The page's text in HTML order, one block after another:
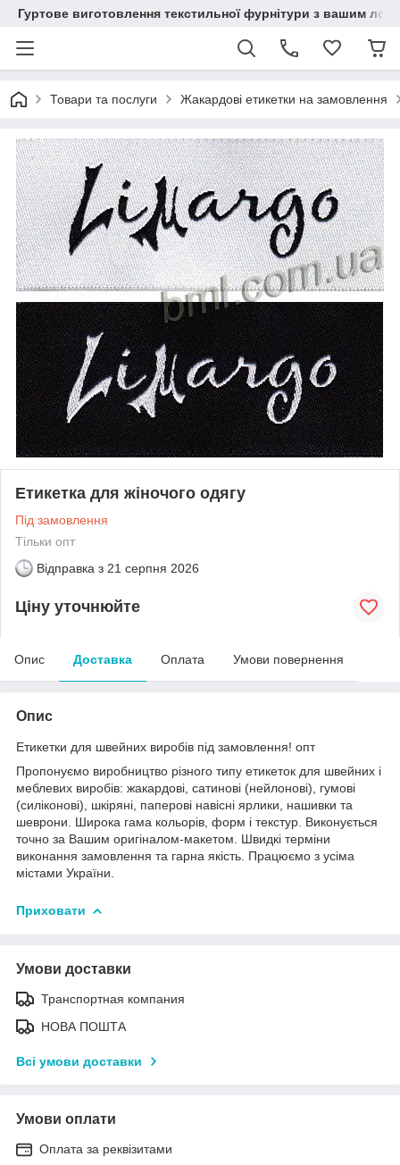
Гуртове виготовлення текстильної фурнітури з вашим
Товари та послуги Жакардові етикетки на замовлення
Етикетка для жіночого одягу
Під замовлення
Тільки опт
Відправка з 21 серпня 2026
Ціну уточнюйте
Опис Доставка Оплата Умови повернення
Опис
Етикетки для швейних виробів під замовлення! опт
Пропонуємо виробництво різного типу етикеток для швейних і
меблевих виробів: жакардові, сатинові (нейлонові), гумові
(силіконові), шкіряні, паперові навісні ярлики, нашивки та
шеврони. Широка гама кольорів, форм і текстур. Виконується
точно за Вашим оригіналом-макетом. Швидкі терміни
виконання замовлення та гарна якість. Працюємо з усіма
містами України.
Приховати
Умови доставки
Транспортная компания
НОВА ПОШТА
Всі умови доставки
Умови оплати
Оплата за реквізитами